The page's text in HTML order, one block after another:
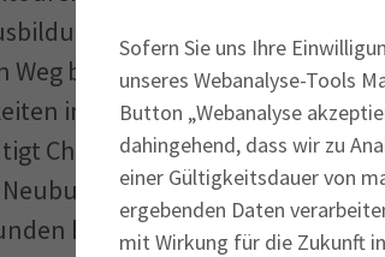
Sofern Sie uns Ihre
unseres Webanalyse-Tools
Button „Webanalyse
dahingehend, dass wir zu
einer Gültigkeitsdauer von
ergebenden Daten
mit Wirkung für die Zukunft
gefunden hat,
Weg bringen oder über ein
in einem unserer
Christian Krömer,
Neuburg-Schrobenhausen, alle
haben oder noch zögerlich